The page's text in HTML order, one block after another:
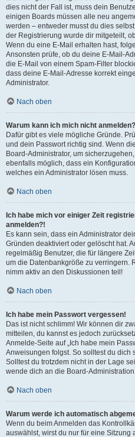
dies nicht der Fall ist, muss dein
einigen Boards müssen alle neu
werden – entweder musst du dies
der Registrierung wurde dir mitgeteilt,
Wenn du eine E-Mail erhalten hast,
Ansonsten prüfe, ob du deine E-Mail-
die E-Mail von einem Spam-Filter
dass deine E-Mail-Adresse korrekt
Administrator.
Nach oben
Warum kann ich mich nicht anmelden?
Dafür gibt es viele mögliche Gründe.
und dein Passwort richtig sind. Wenn
Board-Administrator, um
ebenfalls möglich, dass ein
welches ein Administrator lösen muss.
Nach oben
Ich habe mich vor einiger Zeit
anmelden?!
Es kann sein, dass ein Administrator
Gründen deaktiviert oder gelöscht hat.
regelmäßig Benutzer, die für längere
um die Datenbankgröße zu verringern.
nimm aktiv an den Diskussionen teil!
Nach oben
Ich habe mein Passwort vergessen!
Das ist nicht schlimm! Wir können dir
mitteilen, du kannst es jedoch
Anmelde-Seite auf „Ich habe mein
Anweisungen folgst. So solltest du
Solltest du trotzdem nicht in der Lage
wende dich an die Board-
Nach oben
Warum werde ich automatisch
Wenn du beim Anmelden das
auswählst, wirst du nur für eine Sitzung